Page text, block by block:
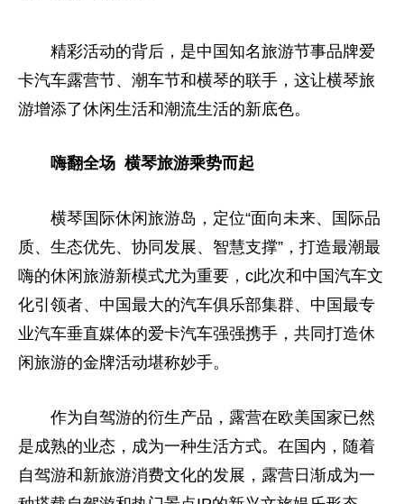
精彩活动的背后，是中国知名旅游节事品牌爱
卡汽车露营节、潮车节和横琴的联手，这让横琴旅
游增添了休闲生活和潮流生活的新底色。
嗨翻全场 横琴旅游乘势而起
横琴国际休闲旅游岛，定位“面向未来、国际品
质、生态优先、协同发展、智慧支撑”，打造最潮最
嗨的休闲旅游新模式尤为重要，c此次和中国汽车文
化引领者、中国最大的汽车俱乐部集群、中国最专
业汽车垂直媒体的爱卡汽车强强携手，共同打造休
闲旅游的金牌活动堪称妙手。
作为自驾游的衍生产品，露营在欧美国家已然
是成熟的业态，成为一种生活方式。在国内，随着
自驾游和新旅游消费文化的发展，露营日渐成为一